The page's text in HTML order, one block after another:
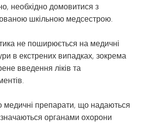
необхідно домовитися з
шкільною медсестрою.
не поширюється на медичні
в екстрених випадках, зокрема
введення ліків та
медичні препарати, що надаються
органами охорони